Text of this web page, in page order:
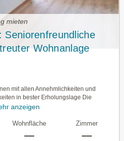
mieten
Seniorenfreundliche
Wohnanlage
49,86m² WNFL.
mit allen Annehmlichkeiten und
in bester Erholungslage Die
anzeigen
Wohnfläche
—
Zimmer
—